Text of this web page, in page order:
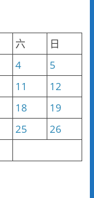
六
日
4
5
11
12
18
19
25
26